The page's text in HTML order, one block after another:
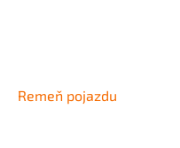
Remeň pojazdu